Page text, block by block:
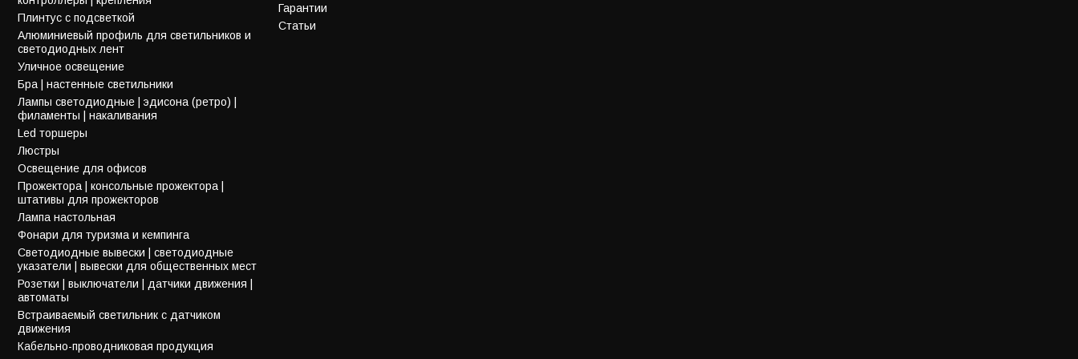
Плинтус с подсветкой
Алюминиевый профиль для светильников и
светодиодных лент
Уличное освещение
Бра | настенные светильники
Лампы светодиодные | эдисона (ретро) |
филаменты | накаливания
Led торшеры
Люстры
Освещение для офисов
Прожектора | консольные прожектора |
штативы для прожекторов
Лампа настольная
Фонари для туризма и кемпинга
Светодиодные вывески | светодиодные
указатели | вывески для общественных мест
Розетки | выключатели | датчики движения |
автоматы
Встраиваемый светильник с датчиком
движения
Кабельно-проводниковая продукция
Гарантии
Статьи